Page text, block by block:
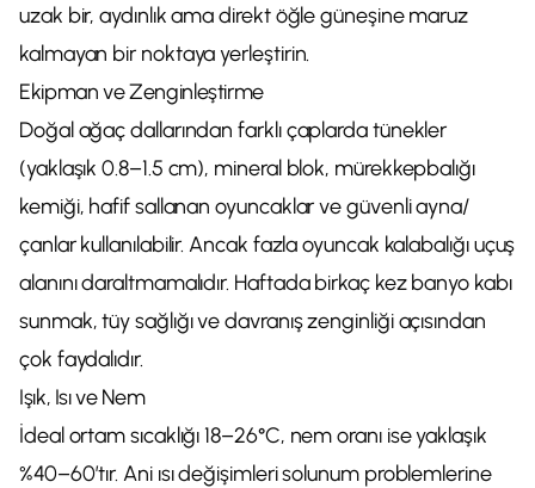
uzak bir, aydınlık ama direkt öğle güneşine maruz
kalmayan bir noktaya yerleştirin.
Ekipman ve Zenginleştirme
Doğal ağaç dallarından farklı çaplarda tünekler
(yaklaşık 0.8–1.5 cm), mineral blok, mürekkepbalığı
kemiği, hafif sallanan oyuncaklar ve güvenli ayna/
çanlar kullanılabilir. Ancak fazla oyuncak kalabalığı uçuş
alanını daraltmamalıdır. Haftada birkaç kez banyo kabı
sunmak, tüy sağlığı ve davranış zenginliği açısından
çok faydalıdır.
Işık, Isı ve Nem
İdeal ortam sıcaklığı 18–26°C, nem oranı ise yaklaşık
%40–60’tır. Ani ısı değişimleri solunum problemlerine